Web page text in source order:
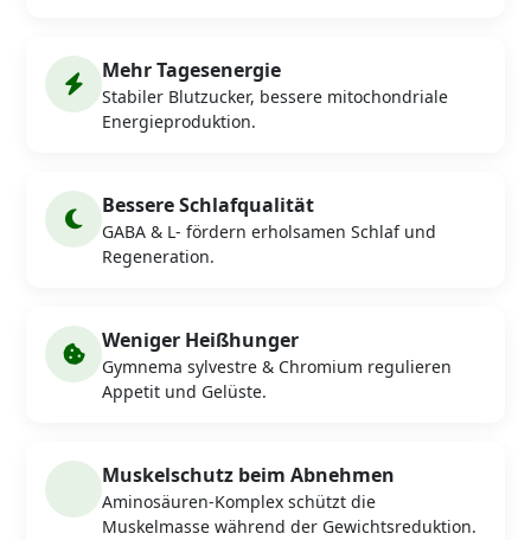
Mehr Tagesenergie
Stabiler Blutzucker, bessere mitochondriale
Energieproduktion.
Bessere Schlafqualität
GABA & L- fördern erholsamen Schlaf und
Regeneration.
Weniger Heißhunger
Gymnema sylvestre & Chromium regulieren
Appetit und Gelüste.
Muskelschutz beim Abnehmen
Aminosäuren-Komplex schützt die
Muskelmasse während der Gewichtsreduktion.